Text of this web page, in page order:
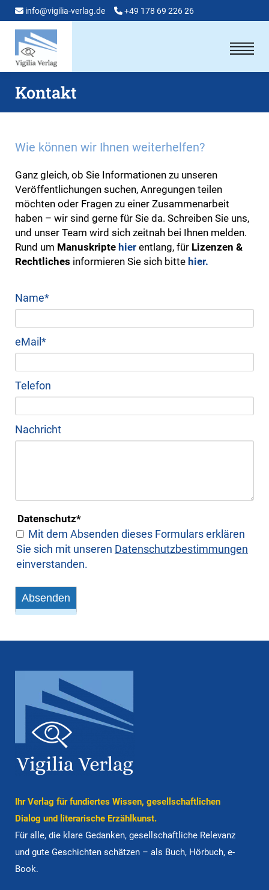
info@vigilia-verlag.de +49 178 69 226 26
Kontakt
Wie können wir Ihnen weiterhelfen?
Ganz gleich, ob Sie Informationen zu unseren
Veröffentlichungen suchen, Anregungen teilen
möchten oder Fragen zu einer Zu­sam­men­arbeit
haben – wir sind gerne für Sie da. Schreiben Sie uns,
und unser Team wird sich zeitnah bei Ihnen melden.
Rund um Manuskripte hier entlang, für Lizenzen &
Rechtliches informieren Sie sich bitte hier.
Pflichtfeld
Name*
Pflichtfeld
eMail *
Telefon
Nachricht
Pflichtfeld
Datenschutz*
Mit dem Absenden dieses Formulars erklären
Sie sich mit unseren Daten­schutz­bestim­mungen
einverstanden.
Absenden
Ihr Verlag für fun­diertes Wissen, gesell­schaft­lichen
Dialog und lite­ra­ri­sche Er­zähl­kunst.
Für alle, die klare Ge­dan­ken, gesell­schaft­liche Rele­vanz
und gute Ge­schich­ten schätzen – als Buch, Hörbuch, e-
Book.